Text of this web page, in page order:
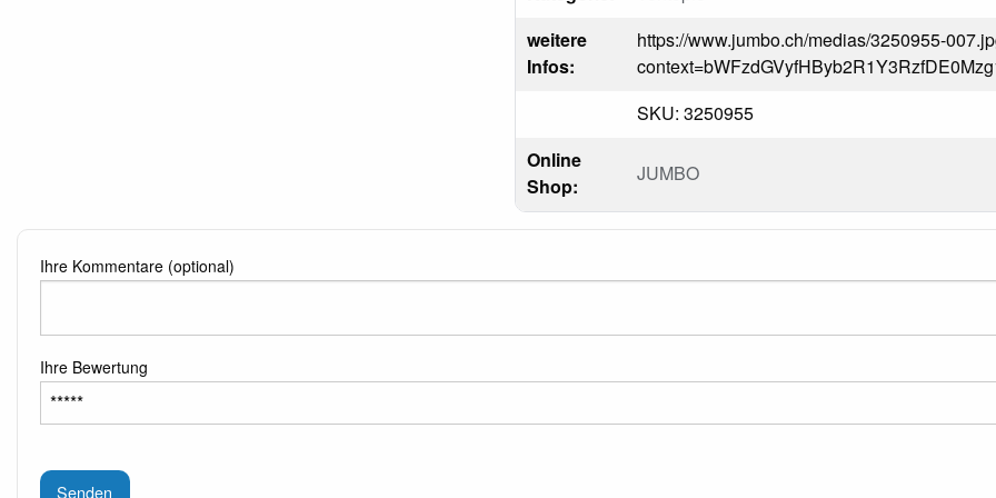
weitere
Infos:
https://www.jumbo.ch/medias/3250955-
SKU: 3250955
Online
Shop:
JUMBO
Ihre Kommentare (optional)
Ihre Bewertung
Senden